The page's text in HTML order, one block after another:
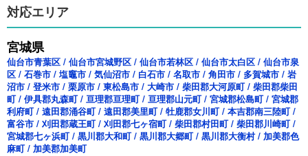
対応エリア
宮城県
仙台市青葉区 / 仙台市宮城野区 / 仙台市若林区 / 仙台市太白区 / 仙台市泉
区 / 石巻市 / 塩竈市 / 気仙沼市 / 白石市 / 名取市 / 角田市 / 多賀城市 / 岩
沼市 / 登米市 / 栗原市 / 東松島市 / 大崎市 / 柴田郡大河原町/ 柴田郡柴田
町/ 伊具郡丸森町/ 亘理郡亘理町/ 亘理郡山元町/ 宮城郡松島町/ 宮城郡
利府町/ 遠田郡涌谷町/ 遠田郡美里町/ 牡鹿郡女川町/ 本吉郡南三陸町/
富谷市 / 刈田郡蔵王町/ 刈田郡七ヶ宿町/ 柴田郡村田町/ 柴田郡川崎町/
宮城郡七ヶ浜町/ 黒川郡大和町/ 黒川郡大郷町/ 黒川郡大衡村/ 加美郡色
麻町/ 加美郡加美町